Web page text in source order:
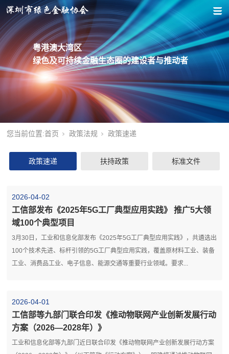
粤港澳大湾区
绿色及可持续金融生态圈的建设者与推动者
您当前位置:首页 政策法规 政策速递
政策速递 扶持政策 标准文件
2026-04-02
工信部发布《2025年5G工厂典型应用实践》 推广5大领
域100个典型项目
3月30日，工业和信息化部发布《2025年5G工厂典型应用实践》，共遴选出
100个技术先进、标杆引领的5G工厂典型应用实践，覆盖原材料工业、装备
工业、消费品工业、电子信息、能源交通等重要行业领域。要求...
2026-04-01
工信部等九部门联合印发《推动物联网产业创新发展行动
方案（2026—2028年）》
工业和信息化部等九部门近日联合印发《推动物联网产业创新发展行动方案